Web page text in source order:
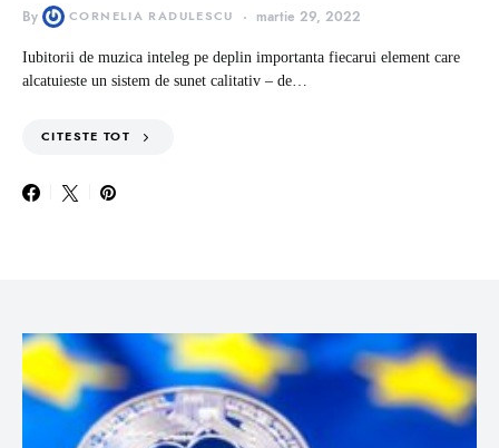
By CORNELIA RADULESCU martie 29, 2022
Iubitorii de muzica inteleg pe deplin importanta fiecarui element care
alcatuieste un sistem de sunet calitativ – de…
CITESTE TOT